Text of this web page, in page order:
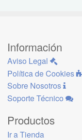
Información
Aviso Legal
Política de Cookies
Sobre Nosotros
Soporte Técnico
Productos
Ir a Tienda